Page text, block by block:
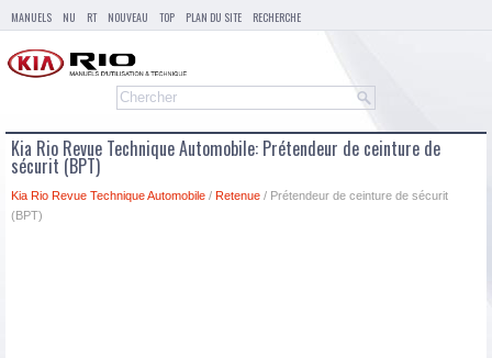
MANUELS NU RT NOUVEAU TOP PLAN DU SITE RECHERCHE
Kia Rio Revue Technique Automobile: Prétendeur de ceinture de
sécurit (BPT)
Kia Rio Revue Technique Automobile / Retenue / Prétendeur de ceinture de sécurit
(BPT)